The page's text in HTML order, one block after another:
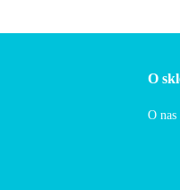
O
O nas